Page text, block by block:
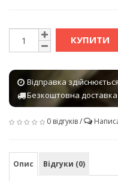
КУПИТИ
Відправка
Безкоштовна доставка
0 відгуків/
Опис Відгуки (0)